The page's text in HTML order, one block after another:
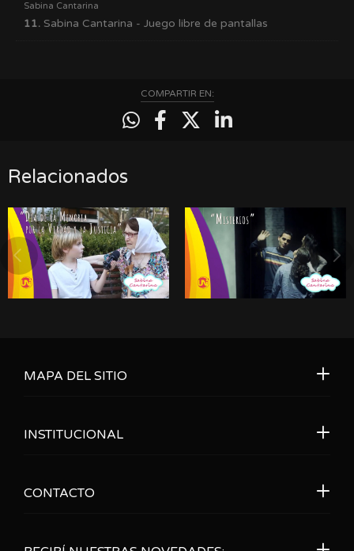
Sabina Cantarina
11. Sabina Cantarina - Juego libre de pantallas
COMPARTIR EN:
Relacionados
MAPA DEL SITIO
INSTITUCIONAL
CONTACTO